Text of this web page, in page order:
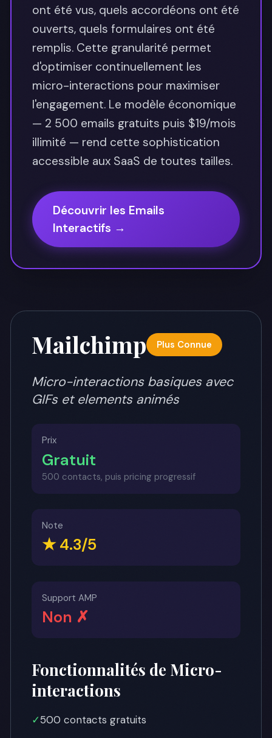
ont été vus, quels accordéons ont été
ouverts, quels formulaires ont été
remplis. Cette granularité permet
d'optimiser continuellement les
micro-interactions pour maximiser
l'engagement. Le modèle économique
— 2 500 emails gratuits puis $19/mois
illimité — rend cette sophistication
accessible aux SaaS de toutes tailles.
Découvrir les Emails
Interactifs →
Mailchimp Plus Connue
Micro-interactions basiques avec
GIFs et elements animés
Prix
Gratuit
500 contacts, puis pricing progressif
Note
★ 4.3/5
Support AMP
Non ✗
Fonctionnalités de Micro-
interactions
✓500 contacts gratuits